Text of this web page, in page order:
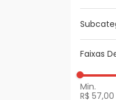
Faixas
R$ 57,00